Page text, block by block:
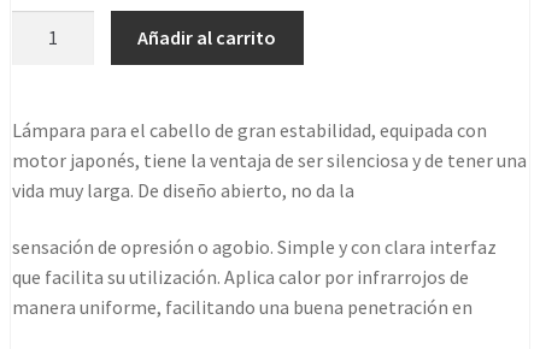
Halo
Hair
Dryer
Añadir al carrito
Lámpara para el cabello de gran estabilidad, equipada con
motor japonés, tiene la ventaja de ser silenciosa y de tener una
vida muy larga. De diseño abierto, no da la
sensación de opresión o agobio. Simple y con clara interfaz
que facilita su utilización. Aplica calor por infrarrojos de
manera uniforme, facilitando una buena penetración en